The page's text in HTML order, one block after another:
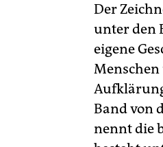
Der
unter den
eigene
Band von
nennt die